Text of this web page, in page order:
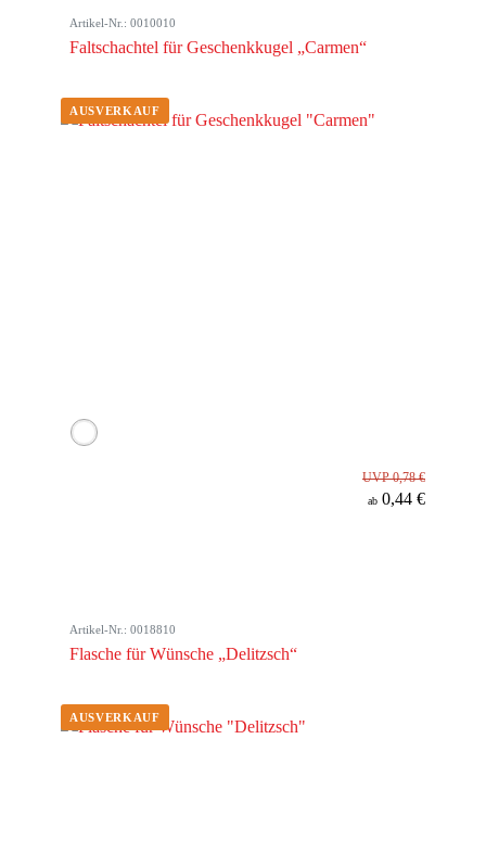
Artikel-Nr.: 0010010
Faltschachtel für Geschenkkugel „Carmen“
UVP 0,78 €
ab 0,44 €
Artikel-Nr.: 0018810
Flasche für Wünsche „Delitzsch“